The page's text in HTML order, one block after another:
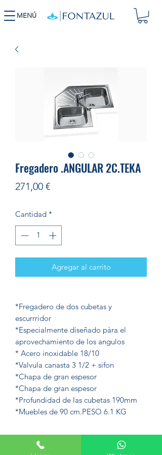
MENÚ
Fregadero .ANGULAR 2C.TEKA
271,00 €Precio
Cantidad *
Agregar al carrito
*Fregadero de dos cubetas y
escurrridor
*Especialmente diseñado pàra el
aprovechamiento de los angulos
* Acero inoxidable 18/10
*Valvula canasta 3 1/2 + sifon
*Chapa de gran espesor
*Chapa de gran espesor
*Profundidad de las cubetas 190mm
*Muebles de 90 cm.PESO 6.1 KG